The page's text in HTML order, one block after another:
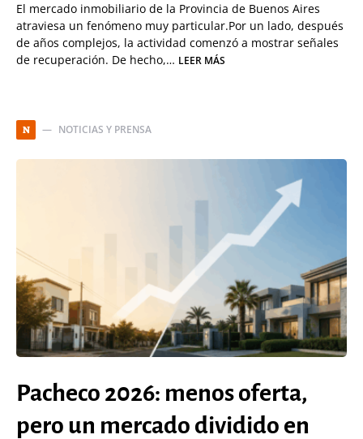
El mercado inmobiliario de la Provincia de Buenos Aires
atraviesa un fenómeno muy particular.Por un lado, después
de años complejos, la actividad comenzó a mostrar señales
de recuperación. De hecho,… LEER MÁS
N NOTICIAS Y PRENSA
Pacheco 2026: menos oferta,
pero un mercado dividido en